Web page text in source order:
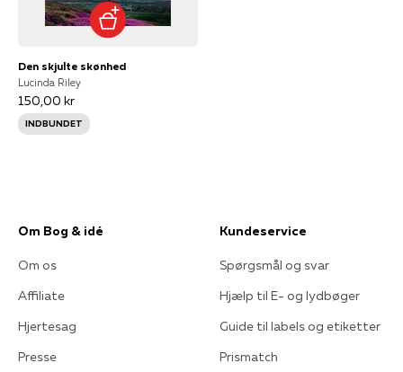
Den skjulte skønhed
Lucinda Riley
150,00 kr
INDBUNDET
Om Bog & idé
Om os
Affiliate
Hjertesag
Presse
Kundeservice
Spørgsmål og svar
Hjælp til E- og lydbøger
Guide til labels og etiketter
Prismatch